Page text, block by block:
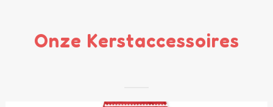
Onze Kerstaccessoires